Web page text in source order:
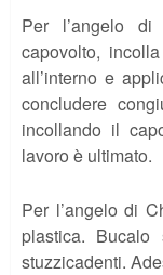
Per l’angelo
capovolto,
all’interno e
concludere
incollando il
lavoro è ultimato.
Per l’angelo di
plastica.
stuzzicadenti.